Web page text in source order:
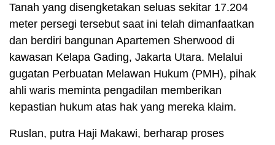
Tanah yang disengketakan seluas sekitar 17.204
meter persegi tersebut saat ini telah dimanfaatkan
dan berdiri bangunan Apartemen Sherwood di
kawasan Kelapa Gading, Jakarta Utara. Melalui
gugatan Perbuatan Melawan Hukum (PMH), pihak
ahli waris meminta pengadilan memberikan
kepastian hukum atas hak yang mereka klaim.
Ruslan, putra Haji Makawi, berharap proses